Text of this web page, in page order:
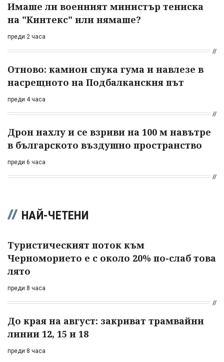
Имаше ли военният министър тениска
на "Кинтекс" или нямаше?
преди 2 часа
Отново: камион спука гума и навлезе в
насрещното на Подбалканския път
преди 4 часа
Дрон нахлу и се взриви на 100 м навътре
в българското въздушно пространство
преди 6 часа
НАЙ-ЧЕТЕНИ
Туристическият поток към
Черноморието е с около 20% по-слаб това
лято
преди 8 часа
До края на август: закриват трамвайни
линии 12, 15 и 18
преди 8 часа